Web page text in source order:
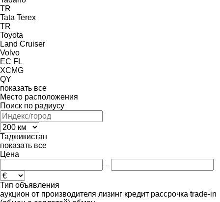
TR
Tata Terex
TR
Toyota
Land Cruiser
Volvo
EC FL
XCMG
QY
показать все
Место расположения
Поиск по радиусу
Таджикистан
показать все
Цена
–
Тип объявления
аукцион от производителя лизинг кредит рассрочка trade-in